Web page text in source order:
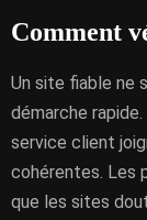
Comment
Un site fiable ne
démarche
service client
cohérentes. Les
que les sites